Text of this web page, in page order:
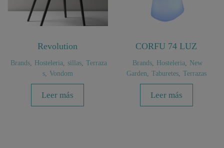
Revolution
Brands, Hosteleria, sillas, Terraza
s, Vondom
Leer más
CORFU 74 LUZ
Brands, Hosteleria, New
Garden, Taburetes, Terrazas
Leer más